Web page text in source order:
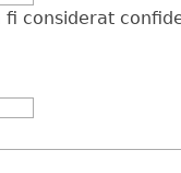
fi considerat